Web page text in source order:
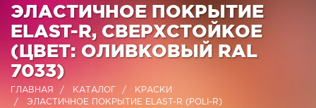
ЭЛАСТИЧНОЕ ПОКРЫТИЕ
ELAST-R, СВЕРХСТОЙКОЕ
(ЦВЕТ: ОЛИВКОВЫЙ RAL
7033)
ГЛАВНАЯ КАТАЛОГ
КРАСКИ
ЭЛАСТИЧНОЕ ПОКРЫТИЕ ELAST-R (POLI-R)